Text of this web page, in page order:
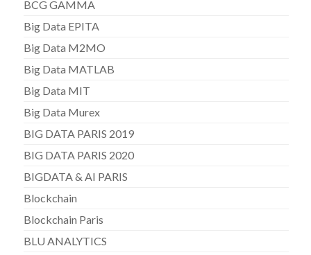
BCG GAMMA
Big Data EPITA
Big Data M2MO
Big Data MATLAB
Big Data MIT
Big Data Murex
BIG DATA PARIS 2019
BIG DATA PARIS 2020
BIGDATA & AI PARIS
Blockchain
Blockchain Paris
BLU ANALYTICS